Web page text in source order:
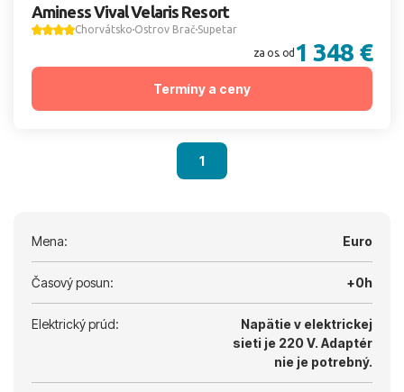
Aminess Vival Velaris Resort
Chorvátsko Ostrov Brač Supetar
za os. od 1 348 €
Termíny a ceny
1
Mena: Euro
Časový posun: +0h
Elektrický prúd:
Napätie v elektrickej
sieti je 220 V. Adaptér
nie je potrebný.